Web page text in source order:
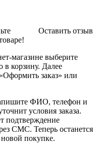
Оставить отзыв
магазине выберите
в корзину. Далее
заказ» или
ФИО, телефон и
условия заказа.
подтверждение
СМС. Теперь останется
новой покупке.